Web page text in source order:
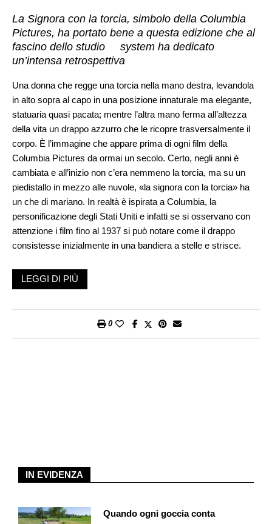
La Signora con la torcia, simbolo della Columbia
Pictures, ha portato bene a questa edizione che al
fascino dello studio system ha dedicato
un’intensa retrospettiva
Una donna che regge una torcia nella mano destra, levandola
in alto sopra al capo in una posizione innaturale ma elegante,
statuaria quasi pacata; mentre l’altra mano ferma all’altezza
della vita un drappo azzurro che le ricopre trasversalmente il
corpo. È l’immagine che appare prima di ogni film della
Columbia Pictures da ormai un secolo. Certo, negli anni è
cambiata e all’inizio non c’era nemmeno la torcia, ma su un
piedistallo in mezzo alle nuvole, «la signora con la torcia» ha
un che di mariano. In realtà è ispirata a Columbia, la
personificazione degli Stati Uniti e infatti se si osservano con
attenzione i film fino al 1937 si può notare come il drappo
consistesse inizialmente in una bandiera a stelle e strisce.
The Lady with the Torch
quest’anno il Locarno Film Festival ha dedicato al centenario
mentre bisogna tornare al 1984 per un omaggio alla Lux Film.
Missione ardua dunque per il curatore: come portare a
Locarno 100 anni di produzione Columbia in una ristretta
iraniano dalla grande esperienza nel settore, perché co-
LEGGI DI PIÙ
0
IN EVIDENZA
Quando ogni goccia conta